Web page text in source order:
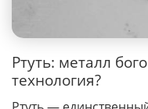
Ртуть: металл
технология?